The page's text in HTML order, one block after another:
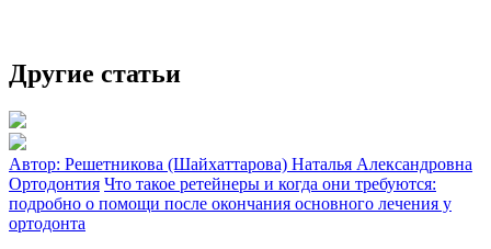
Другие статьи
Автор: Решетникова (Шайхаттарова) Наталья Александровна
Ортодонтия Что такое ретейнеры и когда они требуются:
подробно о помощи после окончания основного лечения у
ортодонта